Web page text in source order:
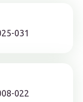
031
022